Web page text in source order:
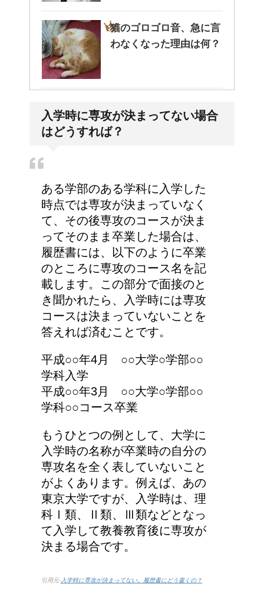
猫のゴロゴロ音、急に言
わなくなった理由は何？
『優』の位置づけは？
入学時に専攻が決まってない場合
はどうすれば？
ある学部のある学科に入学した
時点では専攻が決まっていなく
て、その後専攻のコースが決ま
ってそのまま卒業した場合は、
履歴書には、以下のように卒業
のところに専攻のコース名を記
載します。この部分で面接のと
き聞かれたら、入学時には専攻
コースは決まっていないことを
答えれば済むことです。
平成○○年4月 ○○大学○学部○○
学科入学
平成○○年3月 ○○大学○学部○○
学科○○コース卒業
もうひとつの例として、大学に
入学時の名称が卒業時の自分の
専攻名を全く表していないこと
がよくあります。例えば、あの
東京大学ですが、入学時は、理
科Ⅰ類、Ⅱ類、Ⅲ類などとなっ
て入学して教養教育後に専攻が
決まる場合です。
引用元- 入学時に専攻が決まってない。履歴書にどう書くの？